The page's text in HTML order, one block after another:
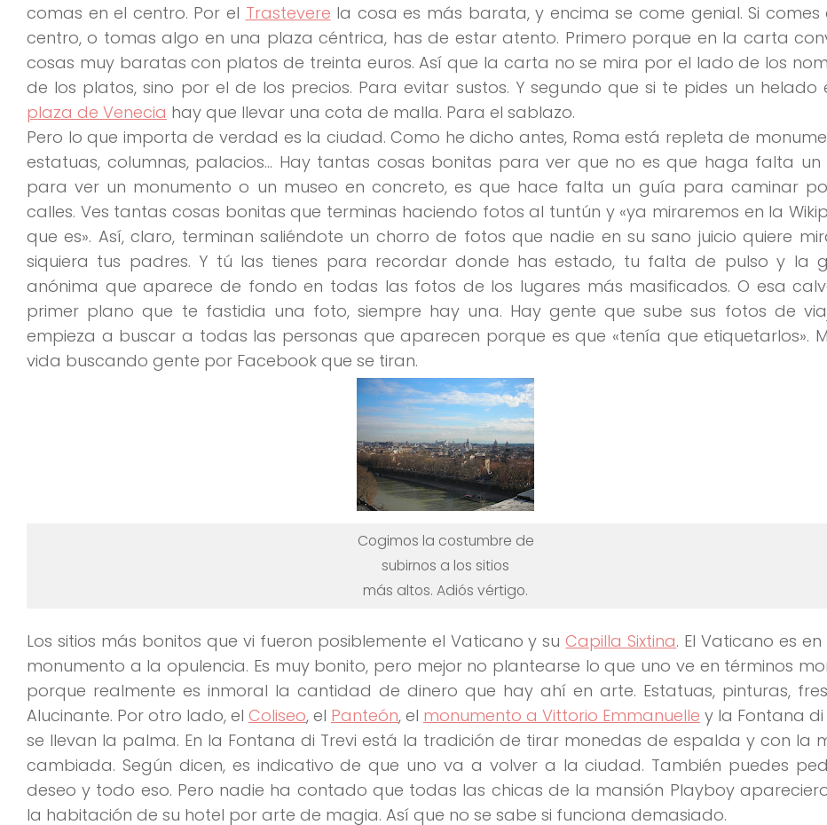
comas en el centro. Por el Trastevere la cosa es más barata, y encima se come genial. Si comes
centro, o tomas algo en una plaza céntrica, has de estar atento. Primero porque en la carta
cosas muy baratas con platos de treinta euros. Así que la carta no se mira por el lado de los
de los platos,sino por el de los precios. Para evitar sustos. Y segundo que si te pides un helado
plaza de Venecia hay que llevar una cota de malla. Para el sablazo.
Pero lo que importa de verdad es la ciudad. Como he dicho antes, Roma está repleta de
estatuas, columnas, palacios… Hay tantas cosas bonitas para ver que no es que haga falta un
para ver un monumento o un museo en concreto, es que hace falta un guía para caminar
calles. Ves tantas cosas bonitas que terminas haciendo fotos al tuntún y «ya miraremos en la
que es». Así, claro, terminan saliéndote un chorro de fotos que nadie en su sano juicio quiere
siquiera tus padres. Y tú las tienes para recordar donde has estado, tu falta de pulso y la
anónima que aparece de fondo en todas las fotos de los lugares más masificados. O esa
primer plano que te fastidia una foto, siempre hay una. Hay gente que sube sus fotos de
empieza a buscar a todas las personas que aparecen porque es que «tenía que etiquetarlos».
vida buscando gente por Facebook que se tiran.
Cogimos la costumbre de
subirnos a los sitios
más altos. Adiós vértigo.
Los sitios más bonitos que vi fueron posiblemente el Vaticano y suCapilla Sixtina. El Vaticano es en
monumento a la opulencia. Es muy bonito, pero mejor no plantearse lo que uno ve en términos
porque realmente es inmoral la cantidad de dinero que hay ahí en arte. Estatuas, pinturas,
Alucinante. Por otro lado, el Coliseo, el Panteón, el monumento a Vittorio Emmanuelle y la Fontana di
se llevan la palma. En la Fontana di Trevi está la tradición de tirar monedas de espalda y con la
cambiada. Según dicen, es indicativo de que unova a volver a la ciudad. También puedes
deseo y todo eso. Pero nadie ha contado que todas las chicas de la mansión Playboy
la habitación de su hotel por arte de magia. Así que no se sabe si funciona demasiado.